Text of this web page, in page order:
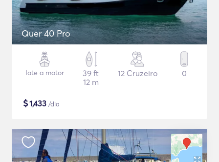
Quer 40 Pro
Iate a motor
39 ft
12 m
12 Cruzeiro 0
$1,433 /dia